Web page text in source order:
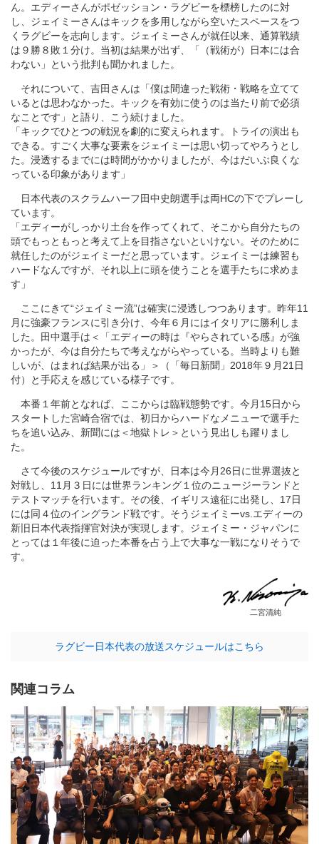
ん。エディーさんがポゼッション・ラグビーを標榜したのに対
し、ジェイミーさんはキックを多用しながら空いたスペースをつ
くラグビーを志向します。ジェイミーさんが就任以来、通算戦績
は９勝８敗１分け。当初は結果が出ず、「（戦術が）日本には合
わない」という批判も聞かれました。
それについて、吉田さんは「僕は間違った戦術・戦略を立てて
いるとは思わなかった。キックを有効に使うのは当たり前で必須
なことです」と語り、こう続けました。
「キックでひとつの戦況を劇的に変えられます。トライの演出も
できる。すごく大事な要素をジェイミーは思い切ってやろうとし
た。浸透するまでには時間がかかりましたが、今はだいぶ良くな
っている印象があります」
日本代表のスクラムハーフ田中史朗選手は両HCの下でプレーし
ています。
「エディーがしっかり土台を作ってくれて、そこから自分たちの
頭でもっともっと考えて上を目指さないといけない。そのために
就任したのがジェイミーだと思っています。ジェイミーは練習も
ハードなんですが、それ以上に頭を使うことを選手たちに求めま
す」
ここにきて“ジェイミー流”は確実に浸透しつつあります。昨年11
月に強豪フランスに引き分け、今年６月にはイタリアに勝利しま
した。田中選手は＜「エディーの時は『やらされている感』が強
かったが、今は自分たちで考えながらやっている。当時よりも難
しいが、はまれば結果が出る」＞（「毎日新聞」2018年９月21日
付）と手応えを感じている様子です。
本番１年前となれば、ここからは臨戦態勢です。今月15日から
スタートした宮崎合宿では、初日からハードなメニューで選手た
ちを追い込み、新聞には＜地獄トレ＞という見出しも躍りまし
た。
さて今後のスケジュールですが、日本は今月26日に世界選抜と
対戦し、11月３日には世界ランキング１位のニュージーランドと
テストマッチを行います。その後、イギリス遠征に出発し、17日
には同４位のイングランド戦です。そうジェイミーvs.エディーの
新旧日本代表指揮官対決が実現します。ジェイミー・ジャパンに
とっては１年後に迫った本番を占う上で大事な一戦になりそうで
す。
二宮清純
ラグビー日本代表の放送スケジュールはこちら
関連コラム